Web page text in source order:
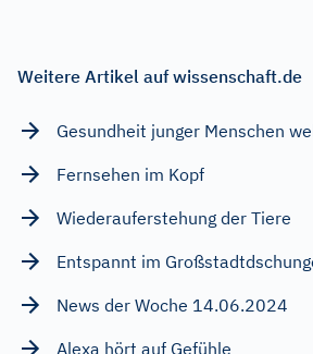
Weitere Artikel auf wissenschaft.de
Gesundheit junger Menschen
Fernsehen im Kopf
Wiederauferstehung der Tiere
Entspannt im
News der Woche 14.06.2024
Alexa hört auf Gefühle